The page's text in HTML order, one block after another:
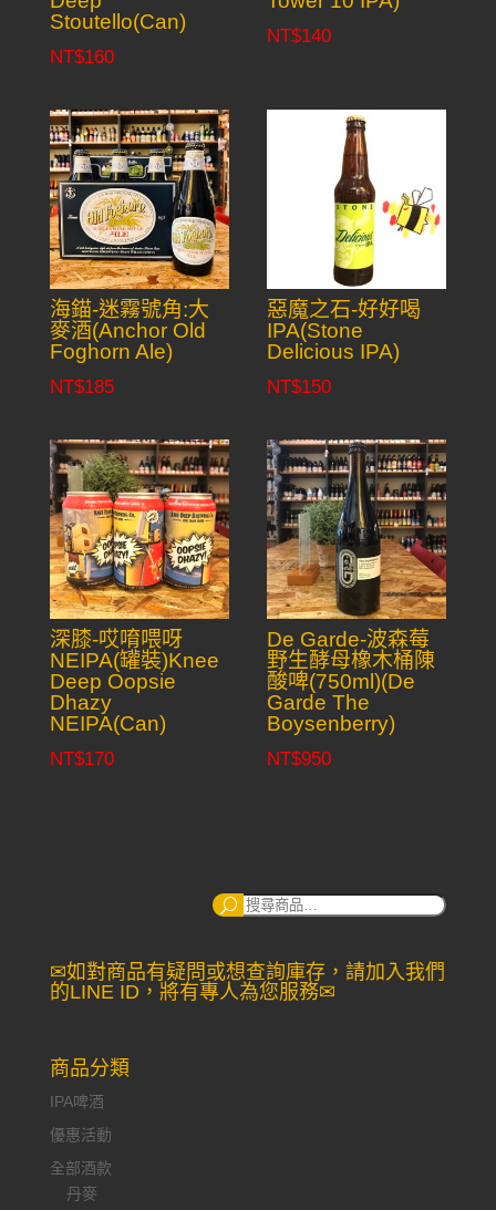
Stoutello(Can)
NT$160
NT$140
海錨-迷霧號角:大
麥酒(Anchor Old
Foghorn Ale)
NT$185
惡魔之石-好好喝
IPA(Stone
Delicious IPA)
NT$150
深膝-哎唷喂呀
NEIPA(罐裝)Knee
Deep Oopsie
Dhazy
NEIPA(Can)
NT$170
De Garde-波森莓
野生酵母橡木桶陳
酸啤(750ml)(De
Garde The
Boysenberry)
NT$950
搜
✉如對商品有疑問或想查詢庫存，請加入我們
的LINE ID，將有專人為您服務✉
商品分類
IPA啤酒
優惠活動
全部酒款
丹麥